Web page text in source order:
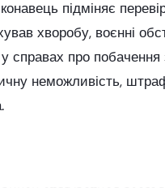
підміняє
хворобу, воєнні
справах про
неможливість,